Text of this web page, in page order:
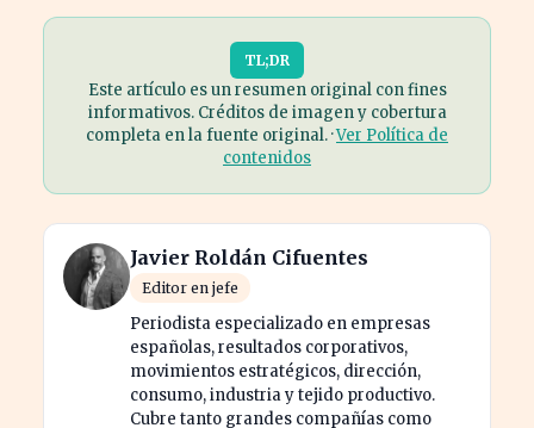
TL;DR
Este artículo es un resumen original con fines
informativos. Créditos de imagen y cobertura
completa en la fuente original. ·Ver Política de
contenidos
Javier Roldán Cifuentes
Editor en jefe
Periodista especializado en empresas
españolas, resultados corporativos,
movimientos estratégicos, dirección,
consumo, industria y tejido productivo.
Cubre tanto grandes compañías como